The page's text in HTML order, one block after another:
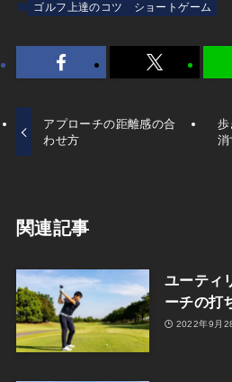
ゴルフ上達のコツ ショートゲーム
アプローチの距離感の合
わせ方
歩
消
関連記事
ユーティ
ーチの打
2022年9月